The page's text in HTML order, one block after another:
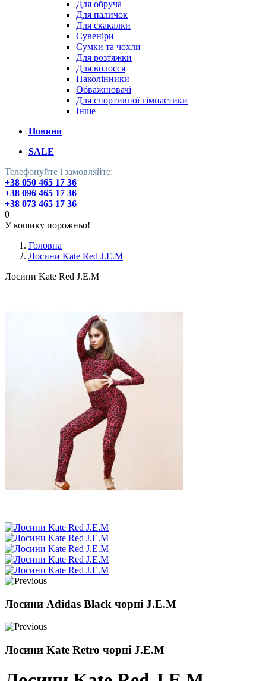
Для обруча
Для паличок
Для скакалки
Сувеніри
Сумки та чохли
Для розтяжки
Для волосся
Наколінники
Обважнювачі
Для спортивної гімнастики
Інше
Новини
SALE
Телефонуйте і замовляйте:
+38 050 465 17 36
+38 096 465 17 36
+38 073 465 17 36
0
У кошику порожньо!
Головна
Лосини Kate Red J.E.M
Лосини Kate Red J.E.M
Лосини Adidas Black чорні J.E.M
Лосини Kate Retro чорні J.E.M